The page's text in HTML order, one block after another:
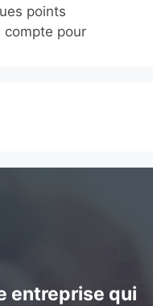
points
compte pour
entreprise qui